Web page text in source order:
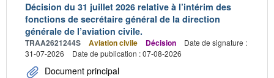
Décision du 31 juillet 2026 relative à l’intérim des
fonctions de secrétaire général de la direction
générale de l’aviation civile.
TRAA2621244S Aviation civile Décision
Date de signature :
31-07-2026
Date de publication : 07-08-2026
Document principal